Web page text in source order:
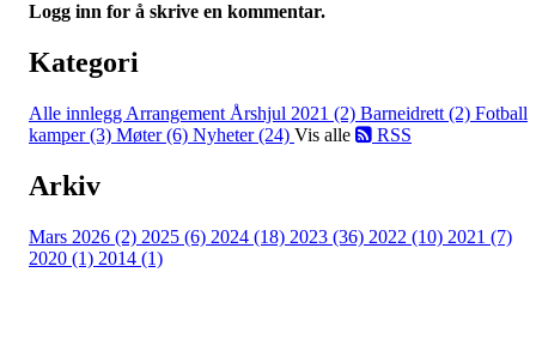
Logg inn for å skrive en kommentar.
Kategori
Alle innlegg Arrangement Årshjul 2021 (2) Barneidrett (2) Fotball
kamper (3) Møter (6) Nyheter (24) Vis alle RSS
Arkiv
Mars 2026 (2) 2025 (6) 2024 (18) 2023 (36) 2022 (10) 2021 (7)
2020 (1) 2014 (1)